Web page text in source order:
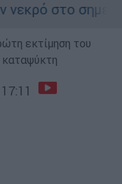
στο σημείο
εκτίμηση του
καταψύκτη